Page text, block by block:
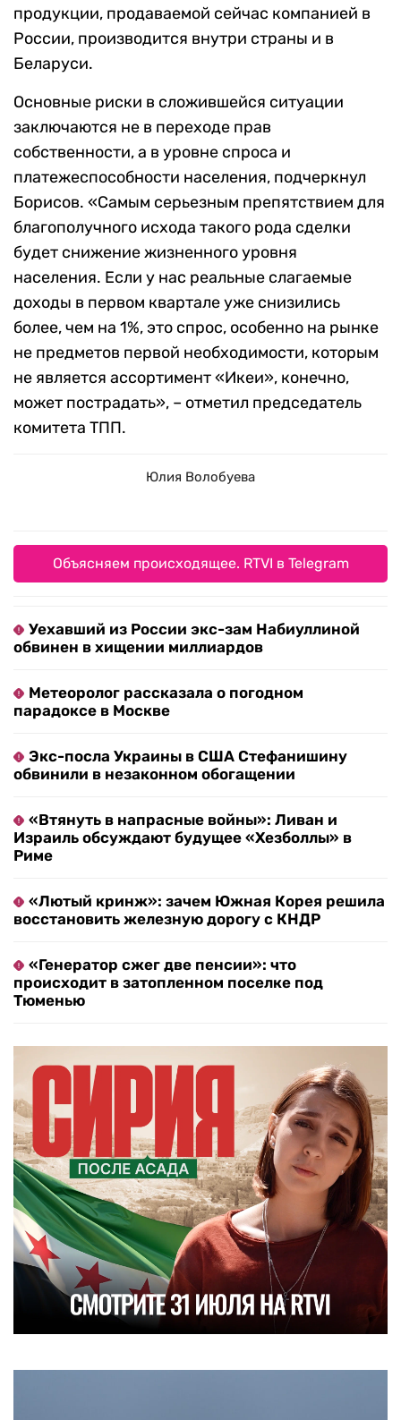
продукции, продаваемой сейчас компанией в
России, производится внутри страны и в
Беларуси.
Основные риски в сложившейся ситуации
заключаются не в переходе прав
собственности, а в уровне спроса и
платежеспособности населения, подчеркнул
Борисов. «Самым серьезным препятствием для
благополучного исхода такого рода сделки
будет снижение жизненного уровня
населения. Если у нас реальные слагаемые
доходы в первом квартале уже снизились
более, чем на 1%, это спрос, особенно на рынке
не предметов первой необходимости, которым
не является ассортимент «Икеи», конечно,
может пострадать», – отметил председатель
комитета ТПП.
Юлия Волобуева
Объясняем происходящее. RTVI в Telegram
Уехавший из России экс-зам Набиуллиной
обвинен в хищении миллиардов
Метеоролог рассказала о погодном
парадоксе в Москве
Экс-посла Украины в США Стефанишину
обвинили в незаконном обогащении
«Втянуть в напрасные войны»: Ливан и
Израиль обсуждают будущее «Хезболлы» в
Риме
«Лютый кринж»: зачем Южная Корея решила
восстановить железную дорогу с КНДР
«Генератор сжег две пенсии»: что
происходит в затопленном поселке под
Тюменью